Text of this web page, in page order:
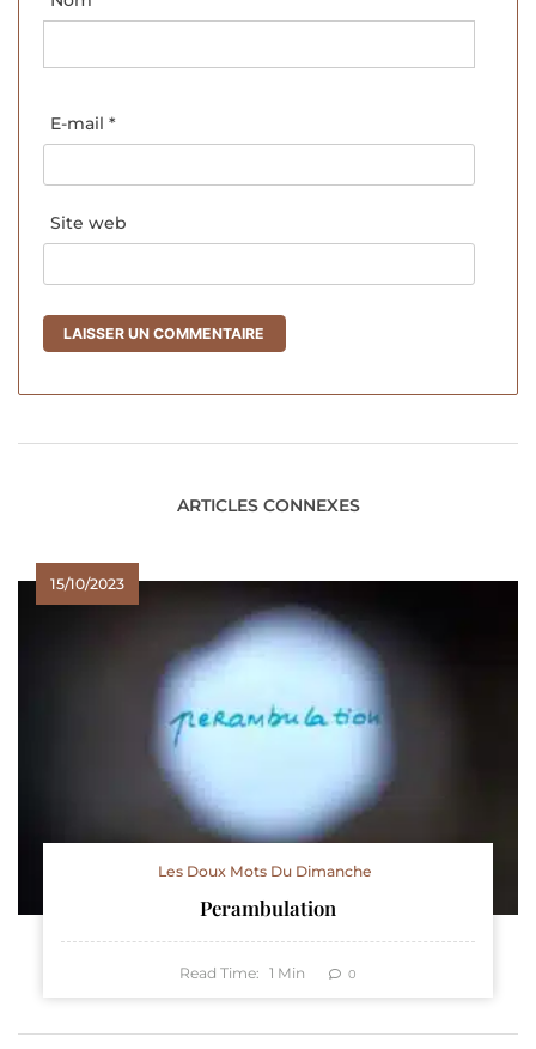
E-mail *
Site web
ARTICLES CONNEXES
15/10/2023
Les Doux Mots Du Dimanche
Perambulation
Read Time: 1 Min 0